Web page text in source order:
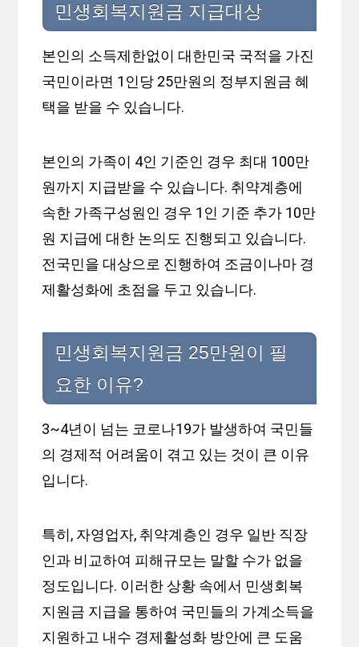
민생회복지원금 지급대상
본인의 소득제한없이 대한민국 국적을 가진
국민이라면 1인당 25만원의 정부지원금 혜
택을 받을 수 있습니다.
본인의 가족이 4인 기준인 경우 최대 100만
원까지 지급받을 수 있습니다. 취약계층에
속한 가족구성원인 경우 1인 기준 추가 10만
원 지급에 대한 논의도 진행되고 있습니다.
전국민을 대상으로 진행하여 조금이나마 경
제활성화에 초점을 두고 있습니다.
민생회복지원금 25만원이 필
요한 이유?
3~4년이 넘는 코로나19가 발생하여 국민들
의 경제적 어려움이 겪고 있는 것이 큰 이유
입니다.
특히, 자영업자, 취약계층인 경우 일반 직장
인과 비교하여 피해규모는 말할 수가 없을
정도입니다. 이러한 상황 속에서 민생회복
지원금 지급을 통하여 국민들의 가계소득을
지원하고 내수 경제활성화 방안에 큰 도움